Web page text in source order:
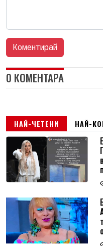
0 КОМЕНТАРА
НАЙ-ЧЕТЕНИ НАЙ-